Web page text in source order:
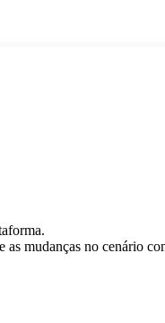
as mudanças no cenário